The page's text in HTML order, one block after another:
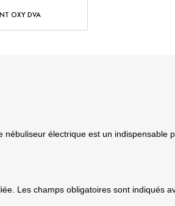
OXY DVA
nébuliseur électrique est un
Les champs obligatoires sont indiqués